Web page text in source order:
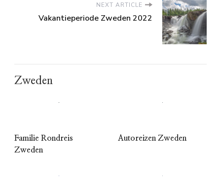
NEXT ARTICLE
Vakantieperiode Zweden 2022
Zweden
Familie Rondreis
Zweden
Autoreizen Zweden